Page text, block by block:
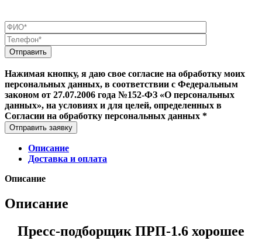
Нажимая кнопку, я даю свое согласие на обработку моих
персональных данных, в соответствии с Федеральным
законом от 27.07.2006 года №152-ФЗ «О персональных
данных», на условиях и для целей, определенных в
Согласии на обработку персональных данных *
Отправить заявку
Описание
Доставка и оплата
Описание
Описание
Пресс-подборщик ПРП-1.6 хорошее